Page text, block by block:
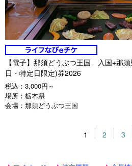
【電子】那須どうぶつ王国 入国+那
日・特定日限定)券2026
税込： 3,000円～
場所： 栃木県
会場： 那須どうぶつ王国
1 2 3